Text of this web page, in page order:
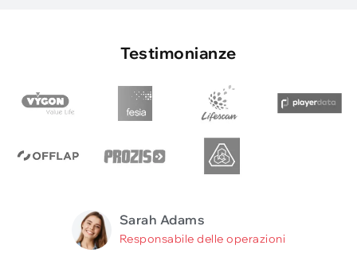
Testimonianze
Sarah Adams
Responsabile delle operazioni